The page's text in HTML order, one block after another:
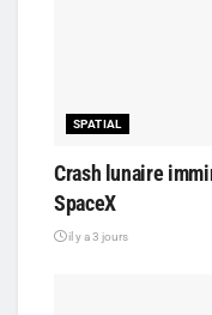
SPATIAL
Crash lunaire
SpaceX
il y a 3 jours